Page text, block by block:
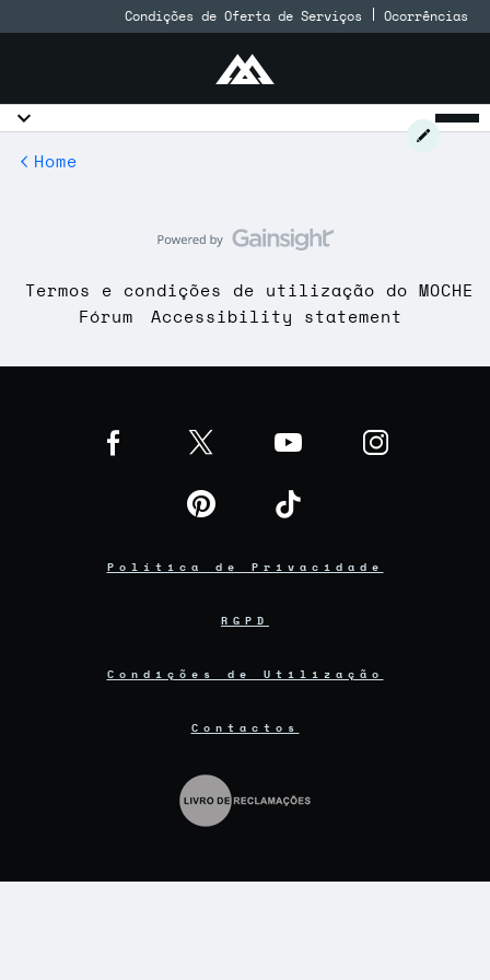
Condições de Oferta de Serviços Ocorrências
Home
Termos e condições de utilização do MOCHE
Fórum
Accessibility statement
Política de Privacidade
RGPD
Condições de Utilização
Contactos